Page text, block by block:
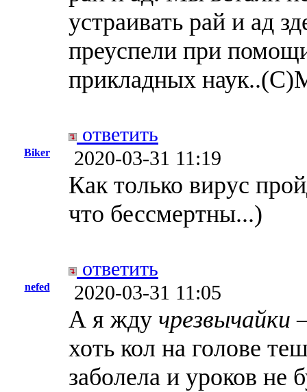
устраивать рай и ад
преуспели при
прикладных
ответить
Biker 2020-03-31 11:19
Как только вирус
что бессмертны...)
ответить
nefed 2020-03-31 11:05
А я жду чрезвычайки
хоть кол на голове
заболела и уроков не